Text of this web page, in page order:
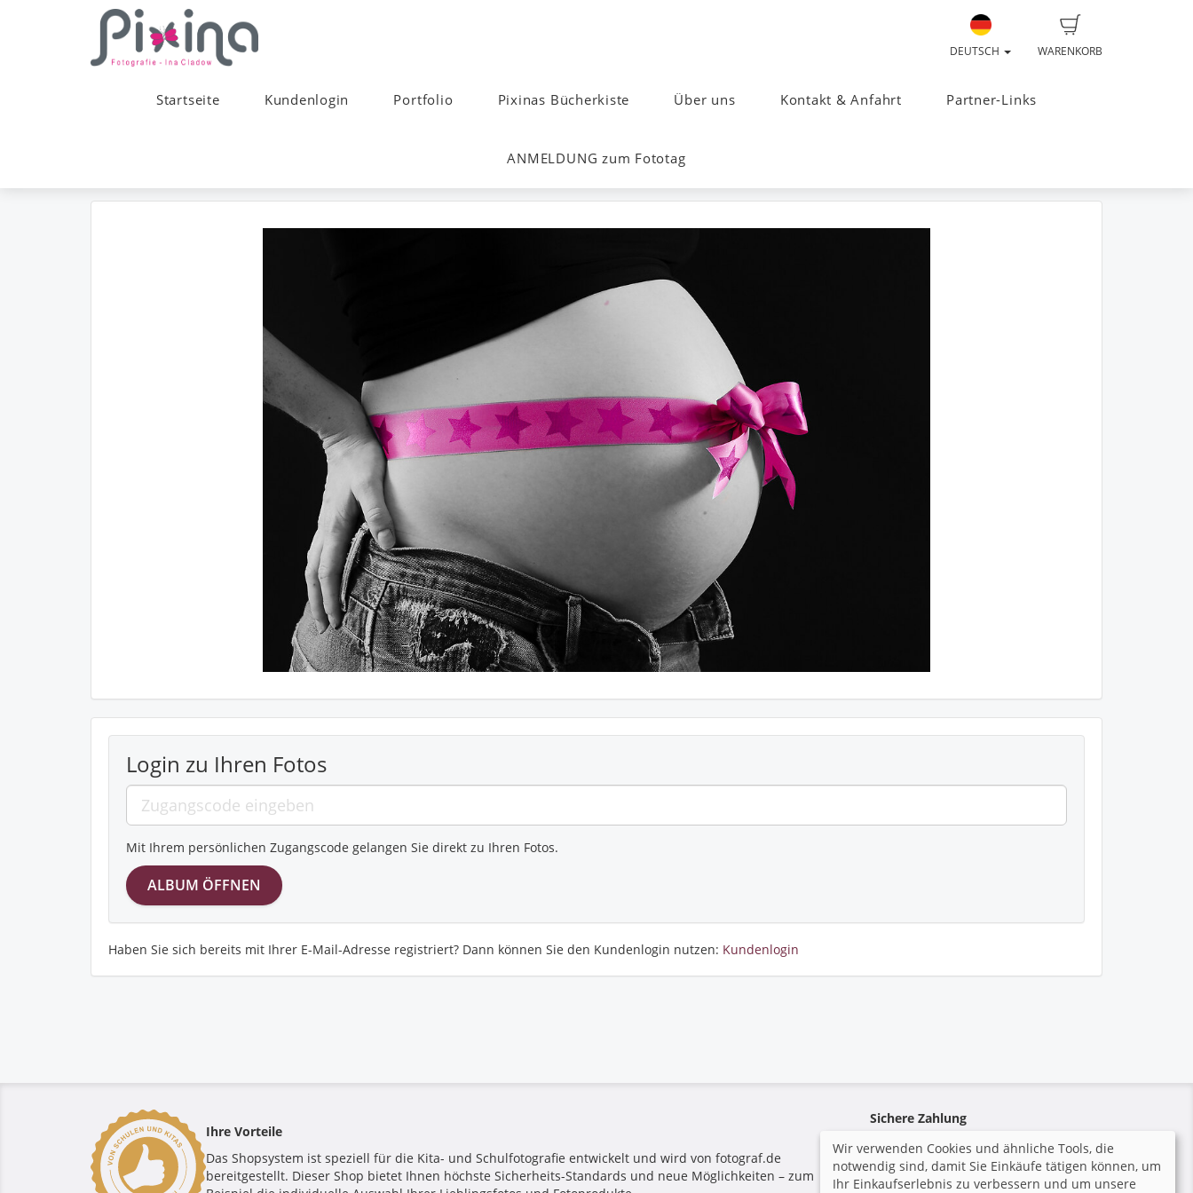
WARENKORB
DEUTSCH
Startseite Kundenlogin Portfolio Pixinas Bücherkiste Über uns Kontakt & Anfahrt Partner-Links
ANMELDUNG zum Fototag
Login zu Ihren Fotos
Mit Ihrem persönlichen Zugangscode gelangen Sie direkt zu Ihren Fotos.
Haben Sie sich bereits mit Ihrer E-Mail-Adresse registriert? Dann können Sie den Kundenlogin nutzen: Kundenlogin
Ihre Vorteile
Das Shopsystem ist speziell für die Kita- und Schulfotografie entwickelt und wird von fotograf.de
bereitgestellt. Dieser Shop bietet Ihnen höchste Sicherheits-Standards und neue Möglichkeiten – zum
Sichere Zahlung
Wir verwenden Cookies und ähnliche Tools, die
notwendig sind, damit Sie Einkäufe tätigen können, um
Ihr Einkaufserlebnis zu verbessern und um unsere